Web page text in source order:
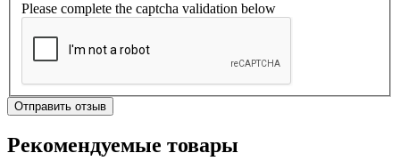
Please complete the captcha validation below
Отправить отзыв
Рекомендуемые товары